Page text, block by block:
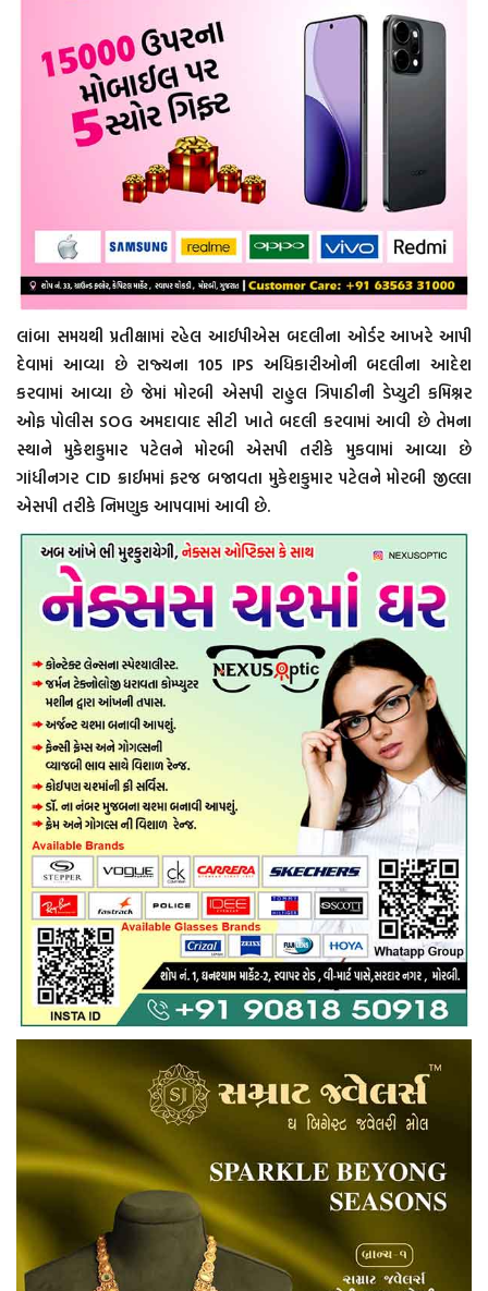
લાંબા સમયથી પ્રતીક્ષામાં રહેલ આઈપીએસ બદલીના ઓર્ડર આખરે આપી
દેવામાં આવ્યા છે રાજ્યના 105 IPS અધિકારીઓની બદલીના આદેશ
કરવામાં આવ્યા છે જેમાં મોરબી એસપી રાહુલ ત્રિપાઠીની ડેપ્યુટી કમિશ્નર
ઓફ પોલીસ SOG અમદાવાદ સીટી ખાતે બદલી કરવામાં આવી છે તેમના
સ્થાને મુકેશકુમાર પટેલને મોરબી એસપી તરીકે મુકવામાં આવ્યા છે
ગાંધીનગર CID ક્રાઈમમાં ફરજ બજાવતા મુકેશકુમાર પટેલને મોરબી જીલ્લા
એસપી તરીકે નિમણુક આપવામાં આવી છે.